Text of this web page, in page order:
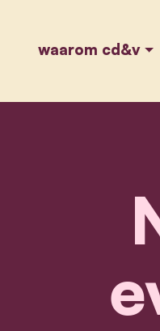
waarom cd&v